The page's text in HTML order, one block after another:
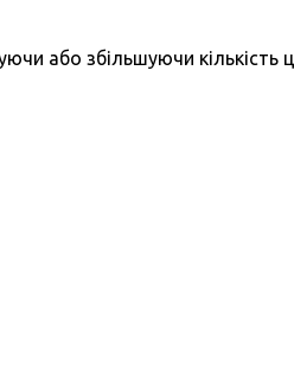
або збільшуючи кількість